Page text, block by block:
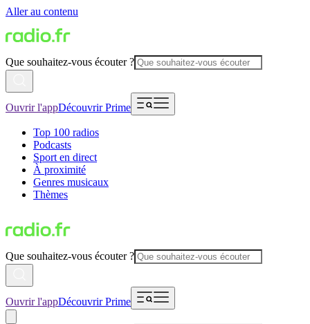
Aller au contenu
Que souhaitez-vous écouter ?
Ouvrir l'appDécouvrir Prime
Top 100 radios
Podcasts
Sport en direct
À proximité
Genres musicaux
Thèmes
Que souhaitez-vous écouter ?
Ouvrir l'appDécouvrir Prime